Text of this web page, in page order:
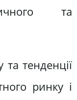
та
та тенденції
ринку і